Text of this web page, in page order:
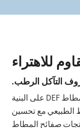
للاهتراء
التآكل الرطب.
تحافظ التركيبة والعملية المبتكرة لمطاط DEF على البنية
الطبيعي مع تحسين
صفائح المطاط